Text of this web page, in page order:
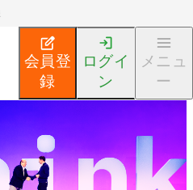
会員登
録
ログイ
ン
メニュ
ー
企業検索 日本アイ・ビー・